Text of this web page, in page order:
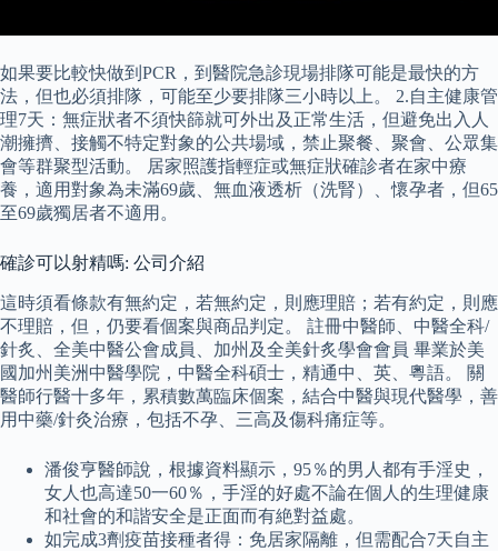
如果要比較快做到PCR，到醫院急診現場排隊可能是最快的方
法，但也必須排隊，可能至少要排隊三小時以上。 2.自主健康管
理7天：無症狀者不須快篩就可外出及正常生活，但避免出入人
潮擁擠、接觸不特定對象的公共場域，禁止聚餐、聚會、公眾集
會等群聚型活動。 居家照護指輕症或無症狀確診者在家中療
養，適用對象為未滿69歲、無血液透析（洗腎）、懷孕者，但65
至69歲獨居者不適用。
確診可以射精嗎: 公司介紹
這時須看條款有無約定，若無約定，則應理賠；若有約定，則應
不理賠，但，仍要看個案與商品判定。 註冊中醫師、中醫全科/
針炙、全美中醫公會成員、加州及全美針炙學會會員 畢業於美
國加州美洲中醫學院，中醫全科碩士，精通中、英、粵語。 關
醫師行醫十多年，累積數萬臨床個案，結合中醫與現代醫學，善
用中藥/針灸治療，包括不孕、三高及傷科痛症等。
潘俊亨醫師說，根據資料顯示，95％的男人都有手淫史，
女人也高達50一60％，手淫的好處不論在個人的生理健康
和社會的和諧安全是正面而有絶對益處。
如完成3劑疫苗接種者得：免居家隔離，但需配合7天自主